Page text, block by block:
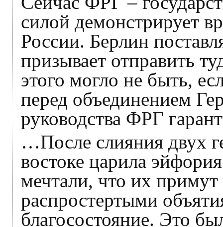
силой демонстрирует
России. Берлин
призывает отправить
этого могло не быть,
перед объединением
руководства ФРГ
…После слияния двух
востоке царила
мечтали, что их
распростертыми
благосостояние. Это